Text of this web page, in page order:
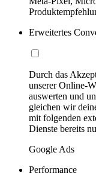
Erweitertes
Durch das
unserer Online-
auswerten und
gleichen wir
mit folgenden
Dienste bereits
Google Ads
Performance